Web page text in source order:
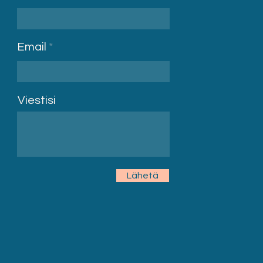
Email
Viestisi
Lähetä